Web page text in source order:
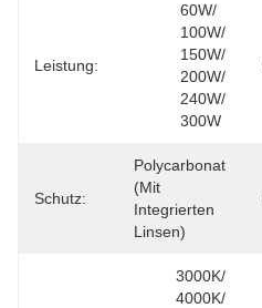
Leistung:
60W/
100W/
150W/
200W/
240W/
300W
Schutz:
Polycarbonat
(mit
Integrierten
Linsen)
3000K/
4000K/